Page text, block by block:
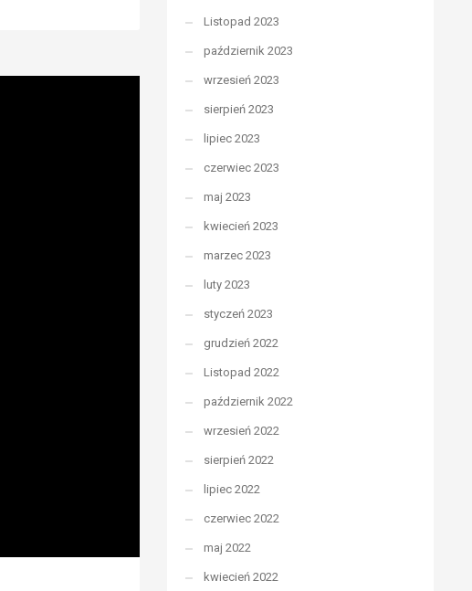
Listopad 2023
październik 2023
wrzesień 2023
sierpień 2023
lipiec 2023
czerwiec 2023
maj 2023
kwiecień 2023
marzec 2023
luty 2023
styczeń 2023
grudzień 2022
Listopad 2022
październik 2022
wrzesień 2022
sierpień 2022
lipiec 2022
czerwiec 2022
maj 2022
kwiecień 2022